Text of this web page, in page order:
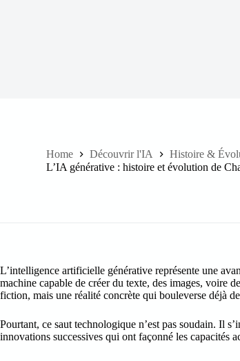
Home Découvrir l'IA
Histoire &
L’IA générative : histoire et évolution de
L’intelligence artificielle générative représente une
machine capable de créer du texte, des images, voire
fiction, mais une réalité concrète qui bouleverse déjà
Pourtant, ce saut technologique n’est pas soudain. Il
innovations successives qui ont façonné les capacités